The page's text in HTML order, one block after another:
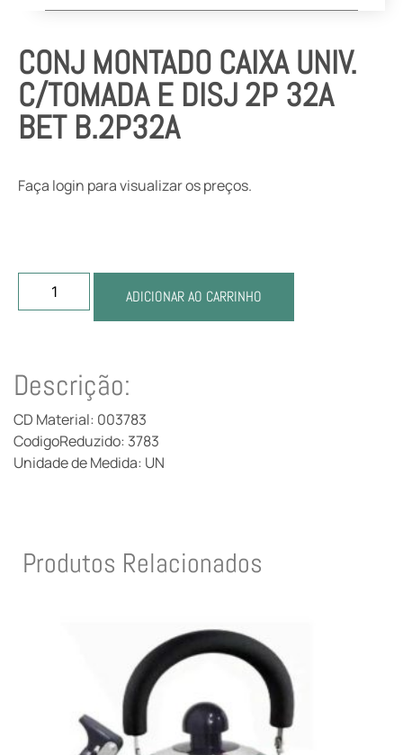
CONJ MONTADO CAIXA UNIV.
C/TOMADA E DISJ 2P 32A
BET B.2P32A
Faça login para visualizar os preços.
ADICIONAR AO CARRINHO
Descrição:
CD Material: 003783
CodigoReduzido: 3783
Unidade de Medida: UN
Produtos Relacionados